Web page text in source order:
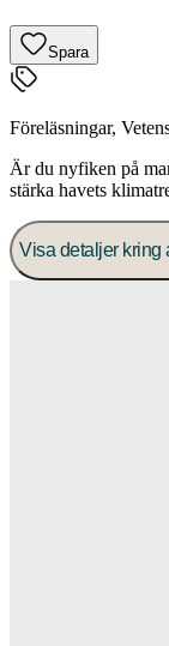
Spara
Föreläsningar,
Är du nyfiken på
stärka havets
Visa detaljer kring